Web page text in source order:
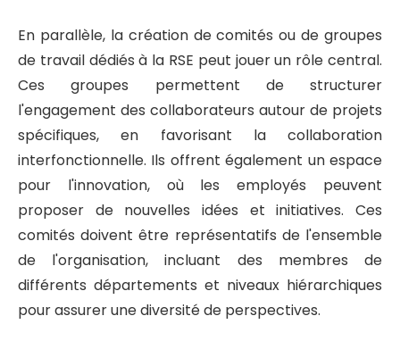
En parallèle, la création de comités ou de groupes
de travail dédiés à la RSE peut jouer un rôle central.
Ces groupes permettent de structurer
l'engagement des collaborateurs autour de projets
spécifiques, en favorisant la collaboration
interfonctionnelle. Ils offrent également un espace
pour l'innovation, où les employés peuvent
proposer de nouvelles idées et initiatives. Ces
comités doivent être représentatifs de l'ensemble
de l'organisation, incluant des membres de
différents départements et niveaux hiérarchiques
pour assurer une diversité de perspectives.